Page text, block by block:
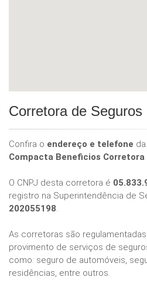
Corretora de Seguros
Confira o endereço e telefone
Compacta Beneficios Corretora
O CNPJ desta corretora é
registro na Superintendência de
202055198.
As corretoras são
provimento de serviços de
como: seguro de automóveis,
residências, entre outros.